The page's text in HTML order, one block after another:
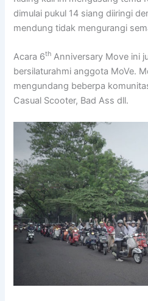
dimulai pukul 14 siang diiringi
mendung tidak mengurangi
Acara 6th Anniversary Move ini
bersilaturahmi anggota MoVe.
mengundang beberpa
Casual Scooter, Bad Ass dll.